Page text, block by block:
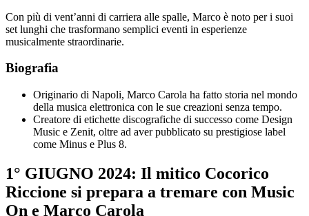
Con più di vent’anni di carriera alle spalle, Marco è noto per i suoi
set lunghi che trasformano semplici eventi in esperienze
musicalmente straordinarie.
Biografia
Originario di Napoli, Marco Carola ha fatto storia nel mondo
della musica elettronica con le sue creazioni senza tempo.
Creatore di etichette discografiche di successo come Design
Music e Zenit, oltre ad aver pubblicato su prestigiose label
come Minus e Plus 8.
1° GIUGNO 2024: Il mitico Cocorico
Riccione si prepara a tremare con Music
On e Marco Carola